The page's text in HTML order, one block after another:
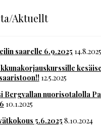
Aktuellt
saarelle 6.9.2025 14.8.2025
12.5.2025
Bergvallan nuorisotalolla
10.1.2025
5.6.2025 8.10.2024